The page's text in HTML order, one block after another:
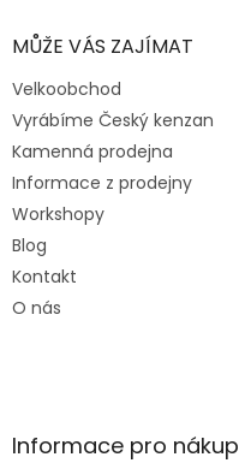
MŮŽE VÁS ZAJÍMAT
Velkoobchod
Vyrábíme Český kenzan
Kamenná prodejna
Informace z prodejny
Workshopy
Blog
Kontakt
O nás
Informace pro nákup